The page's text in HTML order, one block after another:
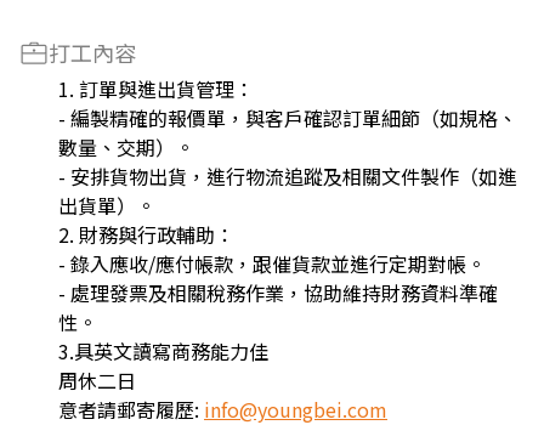
打工內容
1. 訂單與進出貨管理：
- 編製精確的報價單，與客戶確認訂單細節（如規格、
數量、交期）。
- 安排貨物出貨，進行物流追蹤及相關文件製作（如進
出貨單）。
2. 財務與行政輔助：
- 錄入應收/應付帳款，跟催貨款並進行定期對帳。
- 處理發票及相關稅務作業，協助維持財務資料準確
性。
3.具英文讀寫商務能力佳
周休二日
意者請郵寄履歷: info@youngbei.com